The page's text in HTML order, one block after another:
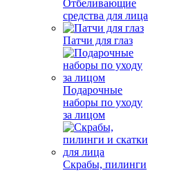
Молочко и
флюиды для лица
Отбеливающие
средства для лица
Патчи для глаз
Подарочные